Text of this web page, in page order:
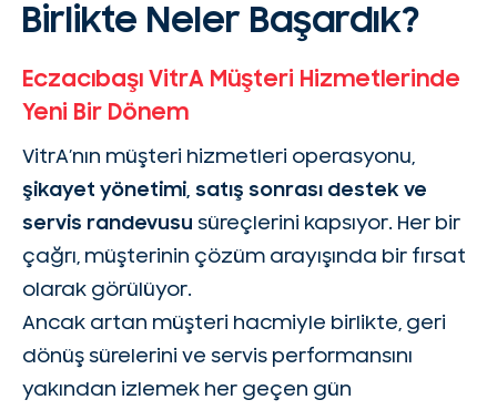
Birlikte Neler Başardık?
Eczacıbaşı VitrA Müşteri Hizmetlerinde
Yeni Bir Dönem
VitrA’nın müşteri hizmetleri operasyonu,
şikayet yönetimi, satış sonrası destek ve
servis randevusu süreçlerini kapsıyor. Her bir
çağrı, müşterinin çözüm arayışında bir fırsat
olarak görülüyor.
Ancak artan müşteri hacmiyle birlikte, geri
dönüş sürelerini ve servis performansını
yakından izlemek her geçen gün